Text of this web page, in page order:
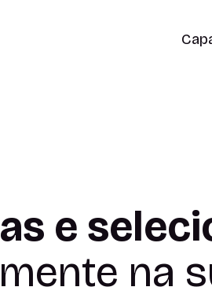
e
na